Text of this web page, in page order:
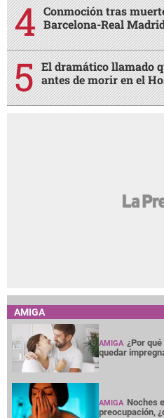
Conmoción tras
Barcelona-Real
El dramático llamado
antes de morir en el
AMIGA
AMIGA ¿Por
quedar
AMIGA Noches
preocupación,